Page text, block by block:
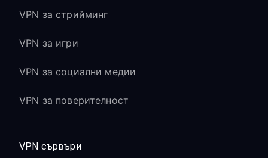
VPN за стрийминг
VPN за игри
VPN за социални медии
VPN за поверителност
VPN сървъри